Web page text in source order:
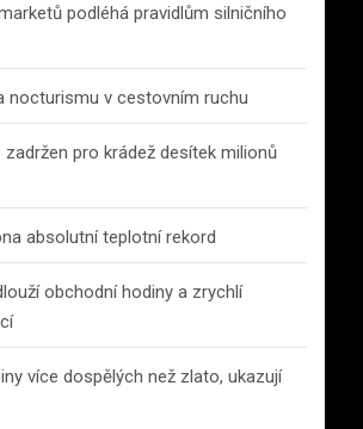
podléhá pravidlům silničního
nocturismu v cestovním ruchu
pro krádež desítek milionů
absolutní teplotní rekord
obchodní hodiny a zrychlí
více dospělých než zlato, ukazují